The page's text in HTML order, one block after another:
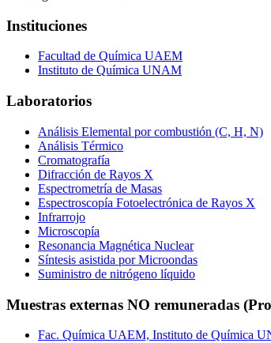
Instituciones
Facultad de Química UAEM
Instituto de Química UNAM
Laboratorios
Análisis Elemental por combustión (C, H, N)
Análisis Térmico
Cromatografía
Difracción de Rayos X
Espectrometría de Masas
Espectroscopía Fotoelectrónica de Rayos X
Infrarrojo
Microscopía
Resonancia Magnética Nuclear
Síntesis asistida por Microondas
Suministro de nitrógeno líquido
Muestras externas NO remuneradas
Fac. Química UAEM, Instituto de Química